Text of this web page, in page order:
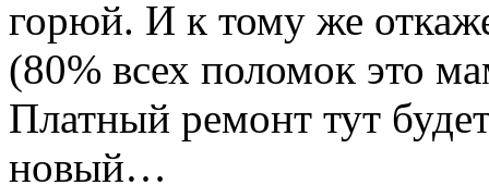
горюй. И к тому же
(80% всех поломок это
Платный ремонт тут
новый…